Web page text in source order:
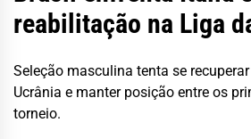
reabilitação na Liga
Seleção masculina tenta se
Ucrânia e manter posição entre os
torneio.